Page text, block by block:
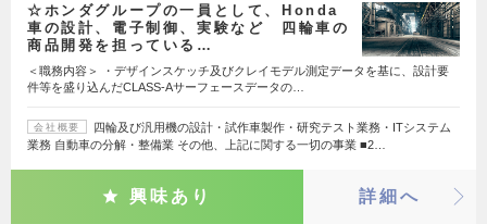
☆ホンダグループの一員として、Honda
車の設計、電子制御、実験など 四輪車の
商品開発を担っている…
＜職務内容＞ ・デザインスケッチ及びクレイモデル測定データを基に、設計要
件等を盛り込んだCLASS-Aサーフェースデータの…
会社概要
四輪及び汎用機の設計・試作車製作・研究テスト業務・ITシステム
業務 自動車の分解・整備業 その他、上記に関する一切の事業 ■2…
興味あり 詳細へ